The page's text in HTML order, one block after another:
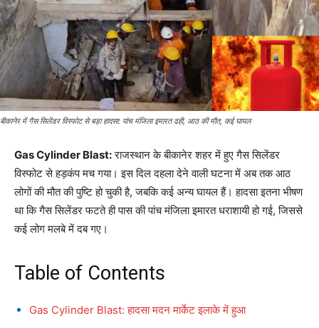
बीकानेर में गैस सिलेंडर विस्फोट से बड़ा हादसा: पांच मंजिला इमारत ढही, आठ की मौत, कई घायल
Gas Cylinder Blast:राजस्थान के बीकानेर शहर में हुए गैस सिलेंडर
विस्फोट से हड़कंप मच गया। इस दिल दहला देने वाली घटना में अब तक आठ
लोगों की मौत की पुष्टि हो चुकी है, जबकि कई अन्य घायल हैं। हादसा इतना भीषण
था कि गैस सिलेंडर फटते ही पास की पांच मंजिला इमारत धराशायी हो गई, जिससे
कई लोग मलबे में दब गए।
Table of Contents
Gas Cylinder Blast: हादसा मदन मार्केट इलाके में हुआ